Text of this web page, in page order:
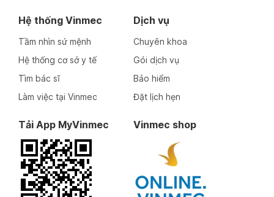
Hệ thống Vinmec
Tầm nhìn sứ mệnh
Hệ thống cơ sở y tế
Tìm bác sĩ
Làm việc tại Vinmec
Dịch vụ
Chuyên khoa
Gói dịch vụ
Bảo hiểm
Đặt lịch hẹn
Tải App MyVinmec Vinmec shop